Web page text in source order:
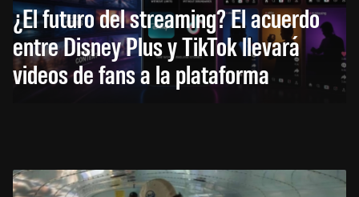
¿El futuro del streaming? El acuerdo
entre Disney Plus y TikTok llevará
videos de fans a la plataforma